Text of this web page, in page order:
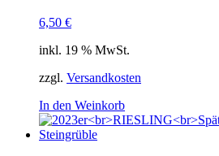
6,50 €
inkl. 19 % MwSt.
zzgl. Versandkosten
In den Weinkorb